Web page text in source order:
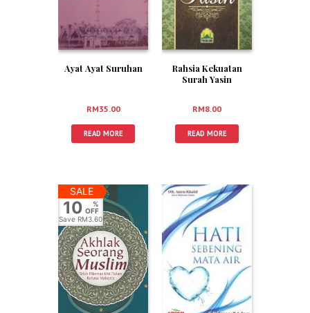
Ayat Ayat Suruhan
RM35.00
READ MORE
Rahsia Kekuatan
Surah Yasin
RM8.00
READ MORE
SALE
10
%
OFF
Save RM3.60